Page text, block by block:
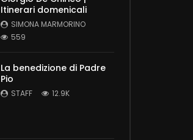
Itinerari domenicali
SIMONA MARMORINO
559
La benedizione di Padre
Pio
STAFF 12.9K